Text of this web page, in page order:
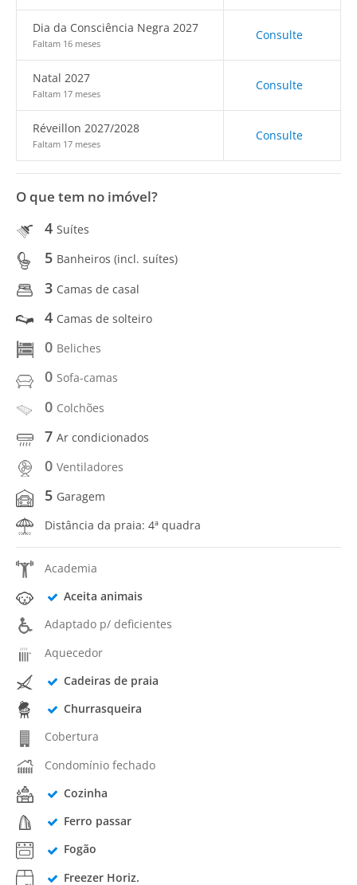
Dia da Consciência Negra 2027
Faltam 16 meses
Consulte
Natal 2027
Faltam 17 meses
Consulte
Réveillon 2027/2028
Faltam 17 meses
Consulte
O que tem no imóvel?
4 Suítes
5 Banheiros (incl. suítes)
3 Camas de casal
4 Camas de solteiro
0 Beliches
0 Sofa-camas
0 Colchões
7 Ar condicionados
0 Ventiladores
5 Garagem
Distância da praia: 4ª quadra
Academia
Aceita animais
Adaptado p/ deficientes
Aquecedor
Cadeiras de praia
Churrasqueira
Cobertura
Condomínio fechado
Cozinha
Ferro passar
Fogão
Freezer Horiz.